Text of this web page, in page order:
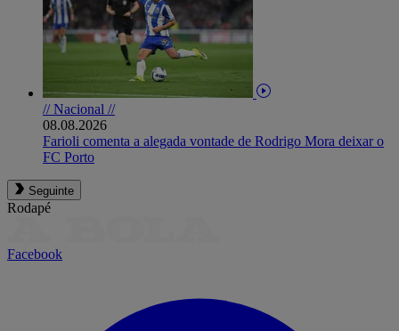
// Nacional //
08.08.2026
Farioli comenta a alegada vontade de Rodrigo Mora deixar o
FC Porto
Seguinte
Rodapé
Facebook